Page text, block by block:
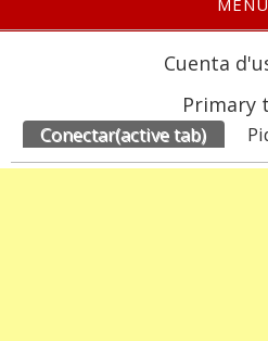
MENU
Cuenta
Primary
Conectar(active tab)